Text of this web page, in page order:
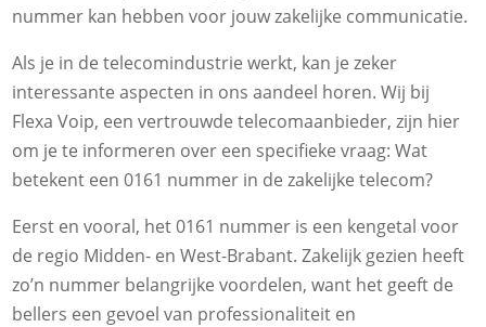
nummer kan hebben voor jouw zakelijke communicatie.
Als je in de telecomindustrie werkt, kan je zeker
interessante aspecten in ons aandeel horen. Wij bij
Flexa Voip, een vertrouwde telecomaanbieder, zijn hier
om je te informeren over een specifieke vraag: Wat
betekent een 0161 nummer in de zakelijke telecom?
Eerst en vooral, het 0161 nummer is een kengetal voor
de regio Midden- en West-Brabant. Zakelijk gezien heeft
zo’n nummer belangrijke voordelen, want het geeft de
bellers een gevoel van professionaliteit en